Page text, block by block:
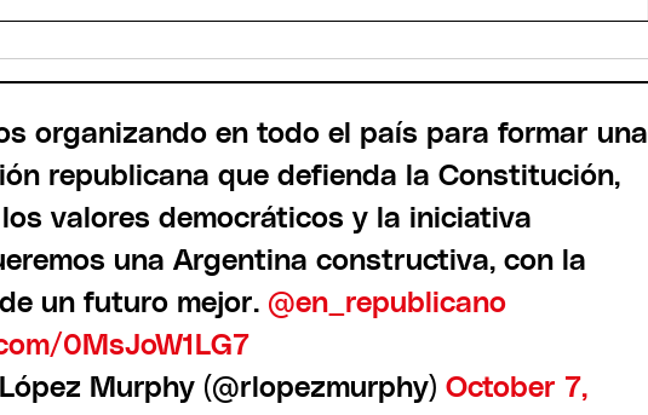
organizando en todo el país para formar una
republicana que defienda la Constitución,
valores democráticos y la iniciativa
una Argentina constructiva, con la
un futuro mejor. @en_republicano
0MsJoW1LG7
Murphy (@rlopezmurphy) October 7,